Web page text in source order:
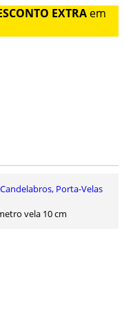
EXTRA em
Candelabros, Porta-Velas
vela 10 cm